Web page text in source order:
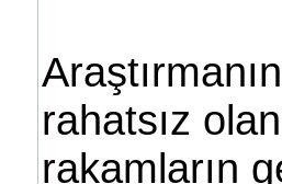
rahatsız
rakamların